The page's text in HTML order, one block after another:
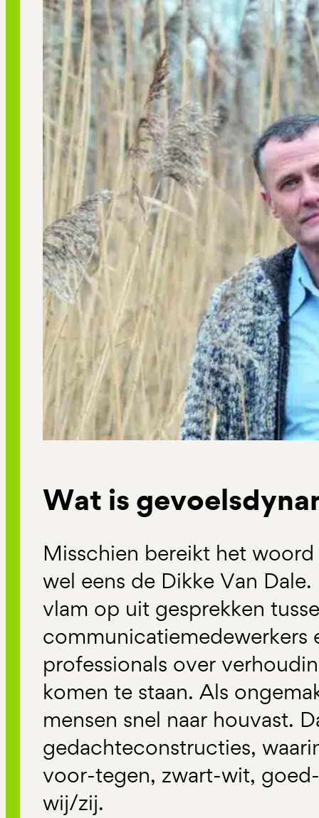
Wat is
Misschien bereikt het woord
wel eens de Dikke Van
vlam op uit gesprekken
communicatiemedewerkers
professionals over
komen te staan. Als
mensen snel naar houvast.
gedachteconstructies,
voor-tegen, zwart-wit,
wij/zij.